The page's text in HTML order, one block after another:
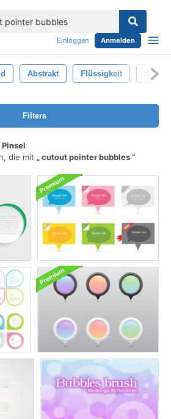
Einloggen Anmelden
Abstrakt Flüssigkeit
Filters
die mit
cutout pointer bubbles